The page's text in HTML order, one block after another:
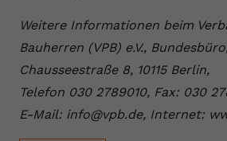
Weitere Informationen beim
Bauherren (VPB) e.V.,
Chausseestraße 8, 10115 Berlin,
Telefon 030 2789010, Fax: 030
E-Mail: info@vpb.de, Internet: